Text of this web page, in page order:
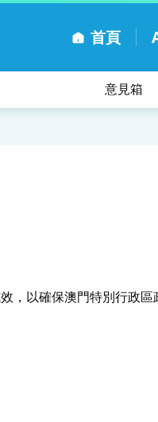
首頁
意見箱
以確保澳門特別行政區